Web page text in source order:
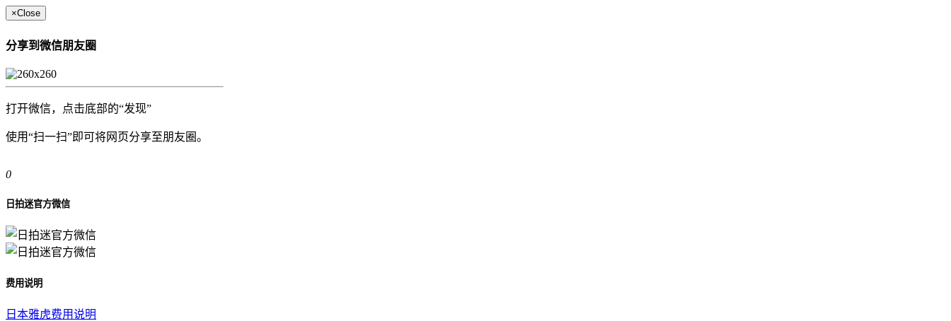
×Close
分享到微信朋友圈
打开微信，点击底部的“发现”
使用“扫一扫”即可将网页分享至朋友圈。
0
日拍迷官方微信
费用说明
日本雅虎费用说明